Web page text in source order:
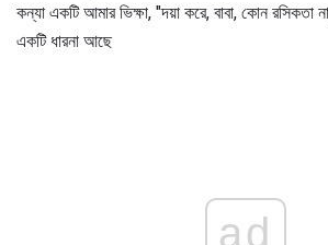
কন্যা একটি আমার ভিক্ষা, "দয়া করে, বাবা, কোন
একটি ধারনা আছে
ad